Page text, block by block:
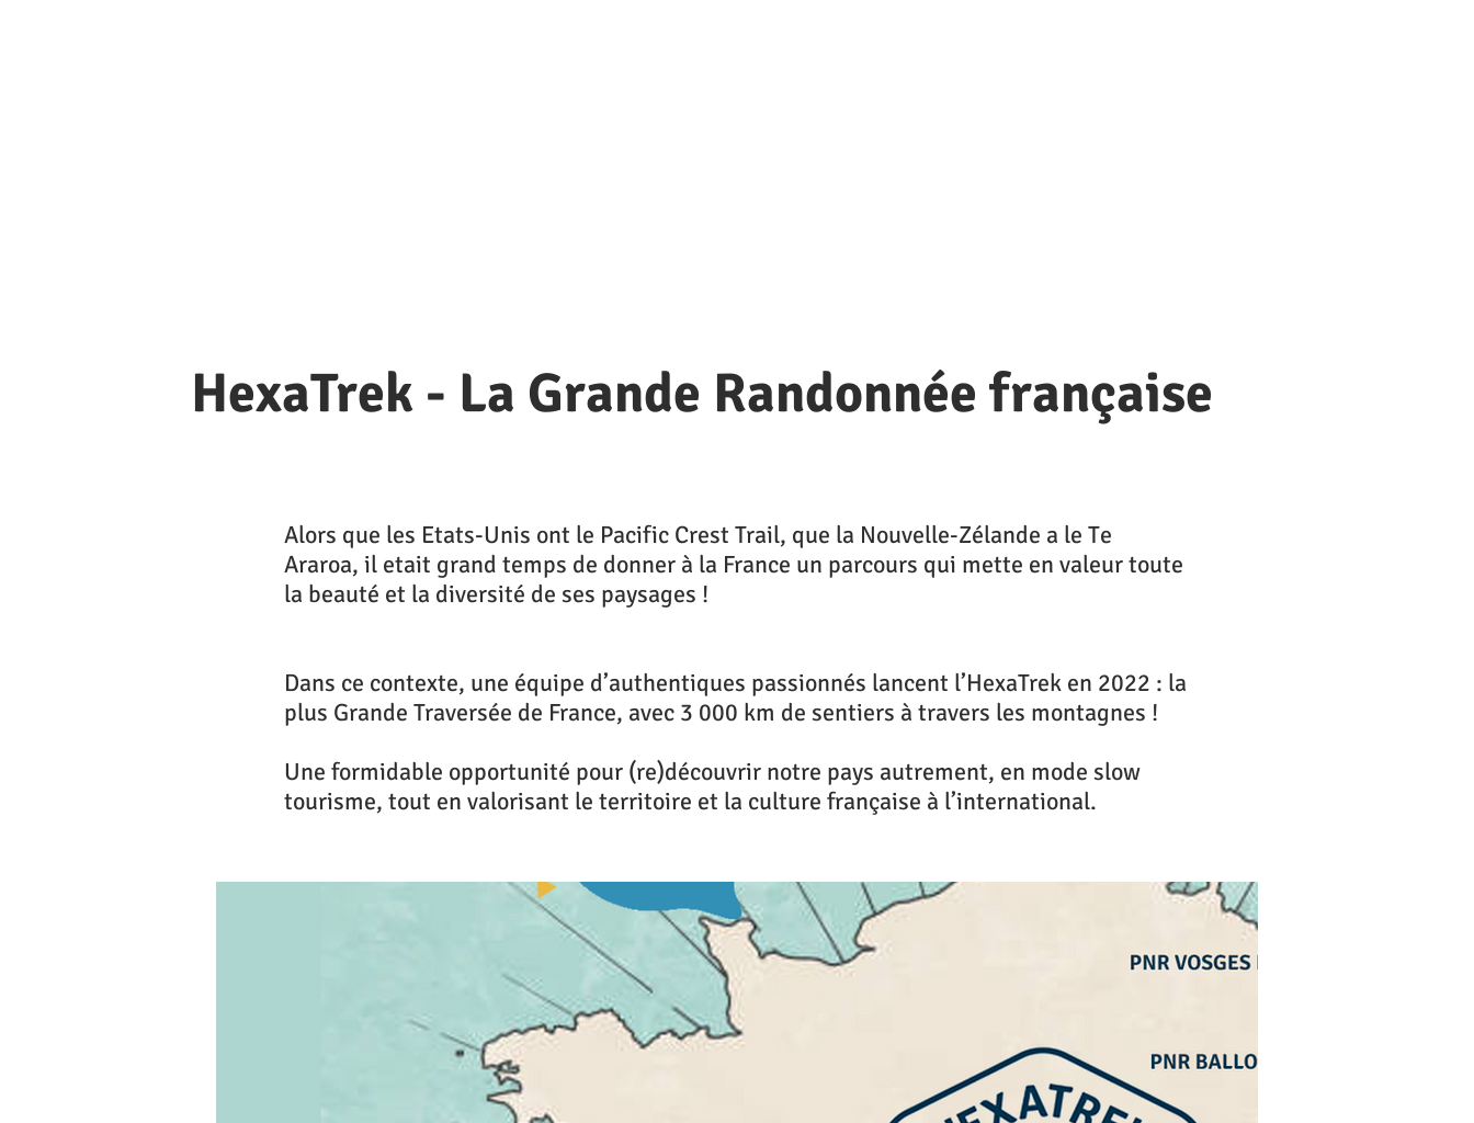
HexaTrek - La Grande Randonnée française
Alors que les Etats-Unis ont le Pacific Crest Trail, que la Nouvelle-Zélande a le Te
Araroa, il etait grand temps de donner à la France un parcours qui mette en valeur toute
la beauté et la diversité de ses paysages !
Dans ce contexte, une équipe d’authentiques passionnés lancent l’HexaTrek en 2022 : la
plus Grande Traversée de France, avec 3 000 km de sentiers à travers les montagnes !
Une formidable opportunité pour (re)découvrir notre pays autrement, en mode slow
tourisme, tout en valorisant le territoire et la culture française à l’international.